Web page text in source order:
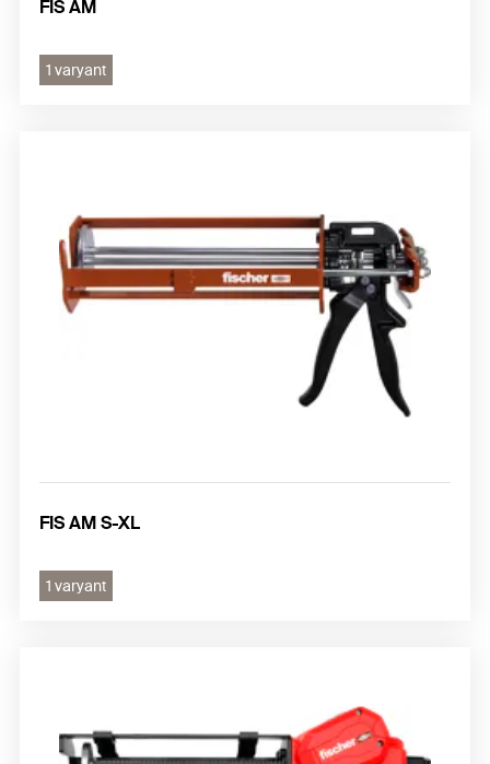
FIS AM
1 varyant
FIS AM S-XL
1 varyant